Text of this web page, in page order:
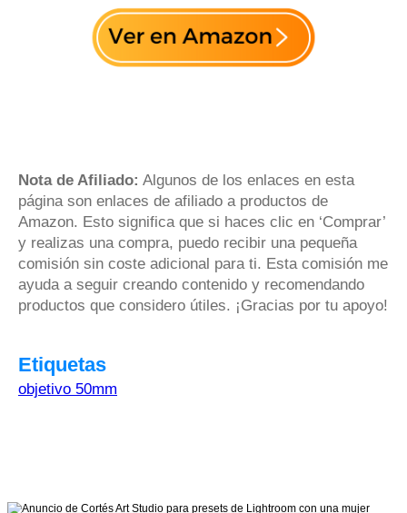
Nota de Afiliado: Algunos de los enlaces en esta
página son enlaces de afiliado a productos de
Amazon. Esto significa que si haces clic en ‘Comprar’
y realizas una compra, puedo recibir una pequeña
comisión sin coste adicional para ti. Esta comisión me
ayuda a seguir creando contenido y recomendando
productos que considero útiles. ¡Gracias por tu apoyo!
Etiquetas
objetivo 50mm